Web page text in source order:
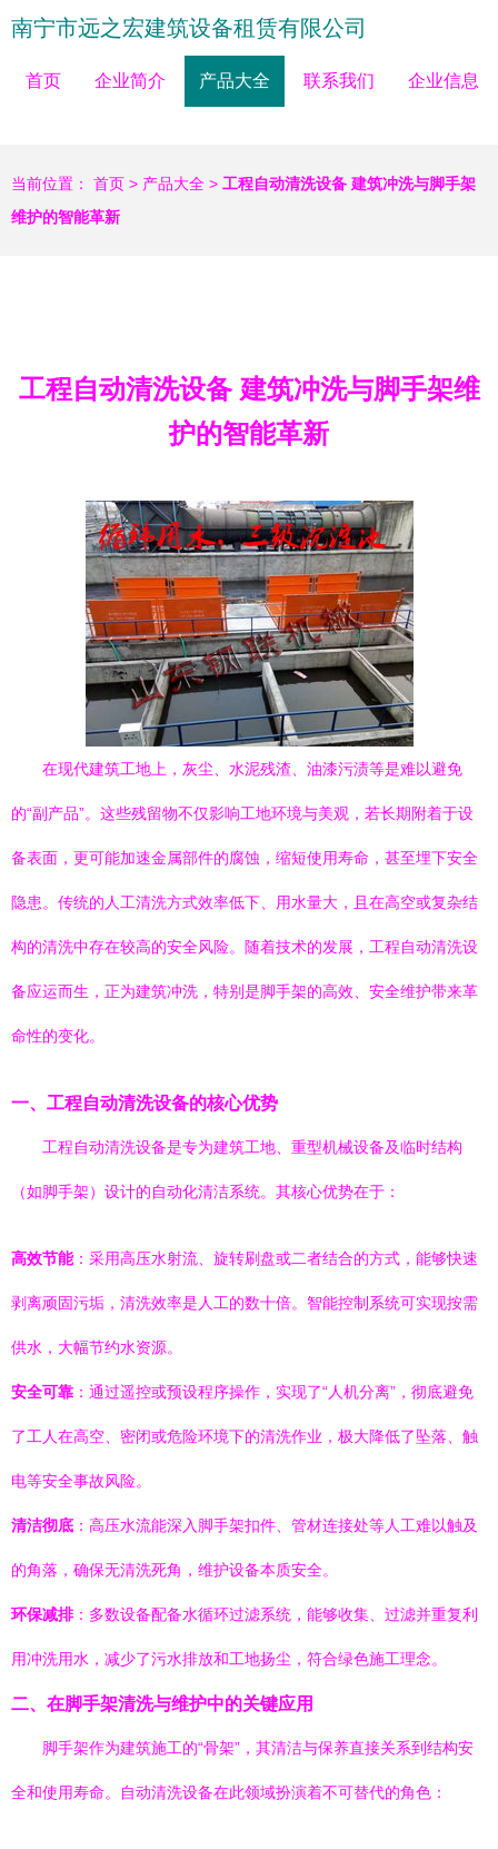
南宁市远之宏建筑设备租赁有限公司
首页 企业简介 产品大全 联系我们 企业信息
当前位置： 首页 > 产品大全 > 工程自动清洗设备 建筑冲洗与脚手架
维护的智能革新
工程自动清洗设备 建筑冲洗与脚手架维
护的智能革新
在现代建筑工地上，灰尘、水泥残渣、油漆污渍等是难以避免
的“副产品”。这些残留物不仅影响工地环境与美观，若长期附着于设
备表面，更可能加速金属部件的腐蚀，缩短使用寿命，甚至埋下安全
隐患。传统的人工清洗方式效率低下、用水量大，且在高空或复杂结
构的清洗中存在较高的安全风险。随着技术的发展，工程自动清洗设
备应运而生，正为建筑冲洗，特别是脚手架的高效、安全维护带来革
命性的变化。
一、工程自动清洗设备的核心优势
工程自动清洗设备是专为建筑工地、重型机械设备及临时结构
（如脚手架）设计的自动化清洁系统。其核心优势在于：
高效节能：采用高压水射流、旋转刷盘或二者结合的方式，能够快速
剥离顽固污垢，清洗效率是人工的数十倍。智能控制系统可实现按需
供水，大幅节约水资源。
安全可靠 ：通过遥控或预设程序操作，实现了“人机分离”，彻底避免
了工人在高空、密闭或危险环境下的清洗作业，极大降低了坠落、触
电等安全事故风险。
清洁彻底 ：高压水流能深入脚手架扣件、管材连接处等人工难以触及
的角落，确保无清洗死角，维护设备本质安全。
环保减排：多数设备配备水循环过滤系统，能够收集、过滤并重复利
用冲洗用水，减少了污水排放和工地扬尘，符合绿色施工理念。
二、在脚手架清洗与维护中的关键应用
脚手架作为建筑施工的“骨架”，其清洁与保养直接关系到结构安
全和使用寿命。自动清洗设备在此领域扮演着不可替代的角色：